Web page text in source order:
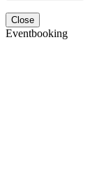
Close
Eventbooking